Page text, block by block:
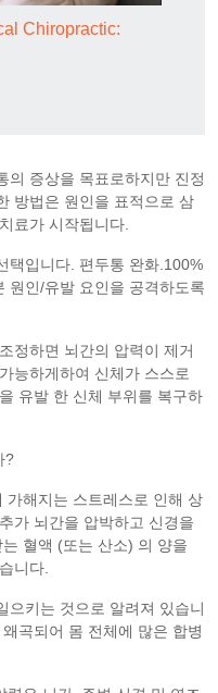
Chiropractic:
의 증상을 목표로하지만 진정
방법은 원인을 표적으로 삼
료가 시작됩니다.
택입니다. 편두통 완화.100%
원인/유발 요인을 공격하도록
정하면 뇌간의 압력이 제거
능하게하여 신체가 스스로
유발 한 신체 부위를 복구하
?
가해지는 스트레스로 인해 상
가 뇌간을 압박하고 신경을
혈액 (또는 산소) 의 양을
니다.
으키는 것으로 알려져 있습니
곡되어 몸 전체에 많은 합병